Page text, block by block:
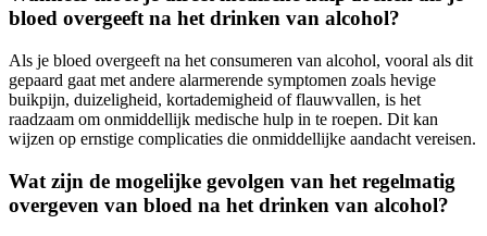
bloed overgeeft na het drinken van alcohol?
Als je bloed overgeeft na het consumeren van alcohol, vooral als dit
gepaard gaat met andere alarmerende symptomen zoals hevige
buikpijn, duizeligheid, kortademigheid of flauwvallen, is het
raadzaam om onmiddellijk medische hulp in te roepen. Dit kan
wijzen op ernstige complicaties die onmiddellijke aandacht vereisen.
Wat zijn de mogelijke gevolgen van het regelmatig
overgeven van bloed na het drinken van alcohol?